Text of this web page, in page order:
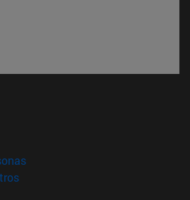
ventana)
(abre en nueva ventana)
(abre en nueva ventana)